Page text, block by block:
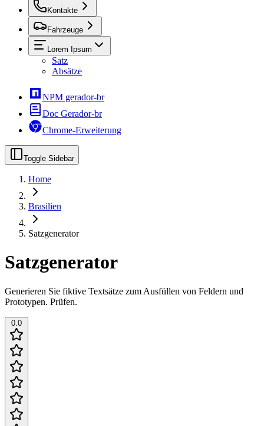
Kontakte
Fahrzeuge
Lorem Ipsum
Satz
Absätze
NPM gerador-br
Doc Gerador-br
Chrome-Erweiterung
Toggle Sidebar
Home
Brasilien
Satzgenerator
Satzgenerator
Generieren Sie fiktive Textsätze zum Ausfüllen von Feldern und
Prototypen. Prüfen.
0.0